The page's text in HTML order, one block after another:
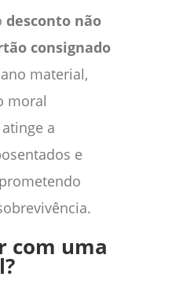
desconto não
consignado
material,
moral
a
e
com uma